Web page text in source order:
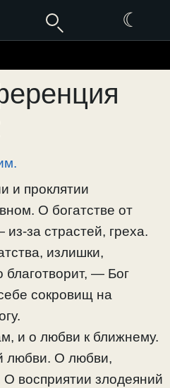
☾
и проклятии
О богатстве от
за страстей, греха.
излишки,
благотворит, — Бог
сокровищ на
и о любви к ближнему.
любви. О любви,
О восприятии злодеяний